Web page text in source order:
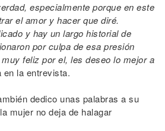
especialmente porque en este
el amor y hacer que diré.
y hay un largo historial de
por culpa de esa presión
feliz por el, les deseo lo mejor a
la entrevista.
dedico unas palabras a su
mujer no deja de halagar